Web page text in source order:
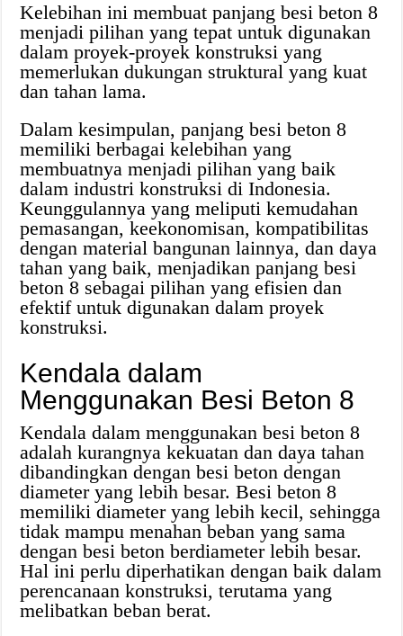
Kelebihan ini membuat panjang besi beton 8
menjadi pilihan yang tepat untuk digunakan
dalam proyek-proyek konstruksi yang
memerlukan dukungan struktural yang kuat
dan tahan lama.
Dalam kesimpulan, panjang besi beton 8
memiliki berbagai kelebihan yang
membuatnya menjadi pilihan yang baik
dalam industri konstruksi di Indonesia.
Keunggulannya yang meliputi kemudahan
pemasangan, keekonomisan, kompatibilitas
dengan material bangunan lainnya, dan daya
tahan yang baik, menjadikan panjang besi
beton 8 sebagai pilihan yang efisien dan
efektif untuk digunakan dalam proyek
konstruksi.
Kendala dalam
Menggunakan Besi Beton 8
Kendala dalam menggunakan besi beton 8
adalah kurangnya kekuatan dan daya tahan
dibandingkan dengan besi beton dengan
diameter yang lebih besar. Besi beton 8
memiliki diameter yang lebih kecil, sehingga
tidak mampu menahan beban yang sama
dengan besi beton berdiameter lebih besar.
Hal ini perlu diperhatikan dengan baik dalam
perencanaan konstruksi, terutama yang
melibatkan beban berat.